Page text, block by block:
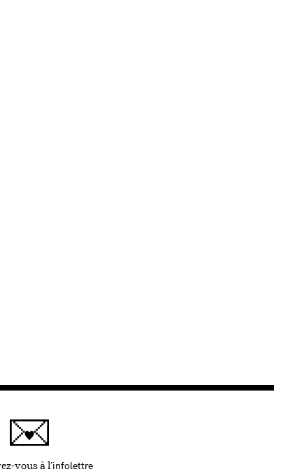
vous à l'infolettreCe lien s'ouvrira dans une nouvelle fenêtre